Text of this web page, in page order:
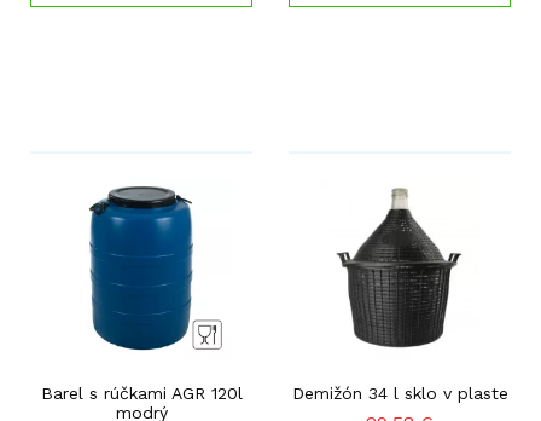
Barel s rúčkami AGR 120l
modrý
Demižón 34 l sklo v plaste